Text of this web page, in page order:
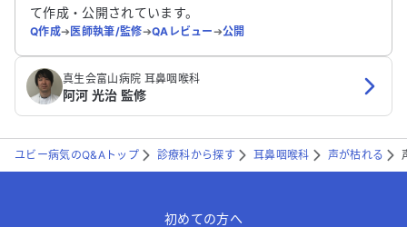
て作成・公開されています。
Q作成➔医師執筆/監修➔QAレビュー➔公開
真生会富山病院 耳鼻咽喉科
阿河 光治 監修
ユビー病気のQ&Aトップ 診療科から探す 耳鼻咽喉科 声が枯れる
初めての方へ